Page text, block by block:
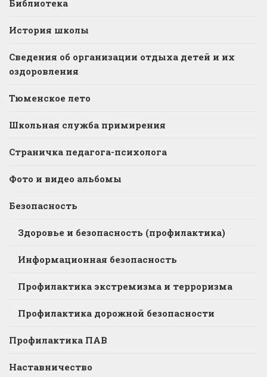
Библиотека
История школы
Сведения об организации отдыха детей и их
оздоровления
Тюменское лето
Школьная служба примирения
Страничка педагога-психолога
Фото и видео альбомы
Безопасность
Здоровье и безопасность (профилактика)
Информационная безопасность
Профилактика экстремизма и терроризма
Профилактика дорожной безопасности
Профилактика ПАВ
Наставничество